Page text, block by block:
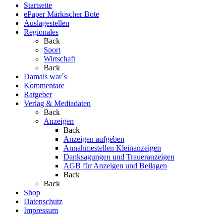
Startseite
ePaper Märkischer Bote
Auslagestellen
Regionales
Back
Sport
Wirtschaft
Back
Damals war´s
Kommentare
Ratgeber
Verlag & Mediadaten
Back
Anzeigen
Back
Anzeigen aufgeben
Annahmestellen Kleinanzeigen
Danksagungen und Traueranzeigen
AGB für Anzeigen und Beilagen
Back
Back
Shop
Datenschutz
Impressum